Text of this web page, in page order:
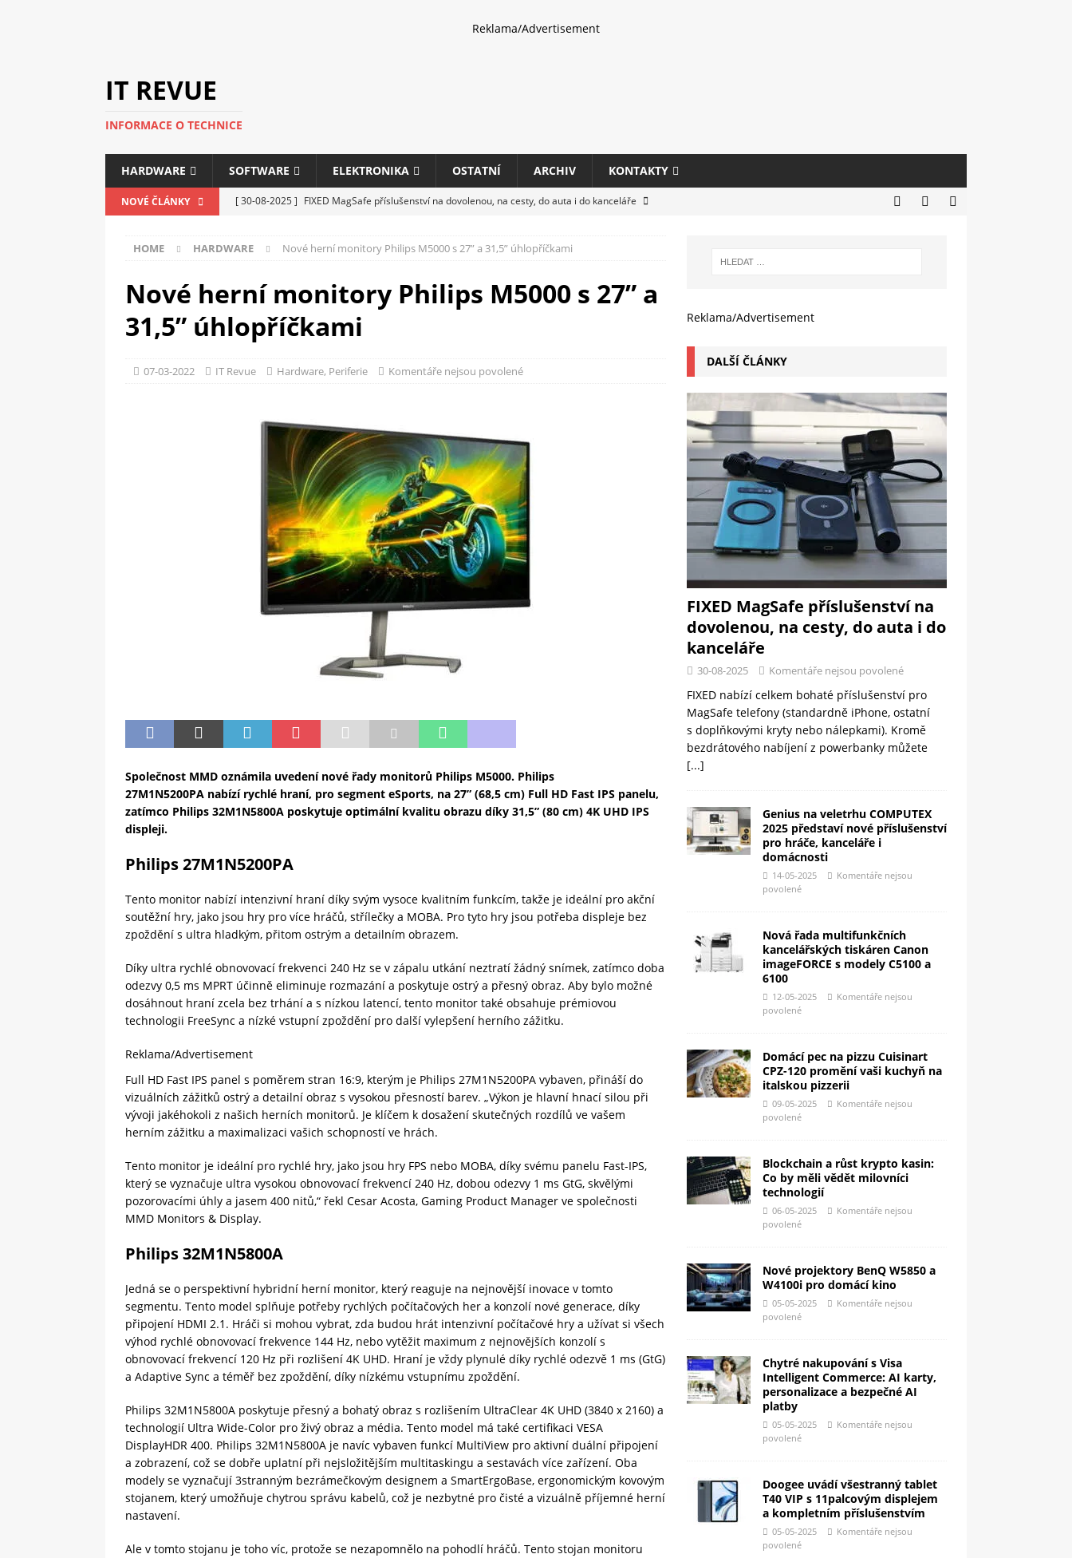
Reklama/Advertisement
IT REVUE
INFORMACE O TECHNICE
HARDWARE SOFTWARE ELEKTRONIKA OSTATNÍ ARCHIV KONTAKTY
NOVÉ ČLÁNKY [ 30-08-2025 ] FIXED MagSafe příslušenství na dovolenou, na cesty, do auta i do kanceláře
[ 14-05-2025 ] Genius na veletrhu COMPUTEX 2025 představí nové příslušenství pro hráče,
kanceláře i domácnosti
HARDWARE
Nová řada multifunkčních kancelářských tiskáren Canon imageFORCE s modely
C5100 a 6100
PERIFERIE
[ 06-05-2025 ]
HOME HARDWARE Nové herní monitory Philips M5000 s 27” a 31,5” úhlopříčkami
Nové herní monitory Philips M5000 s 27” a
31,5” úhlopříčkami
07-03-2022 IT Revue Hardware, Periferie Komentáře nejsou povolené
Společnost MMD oznámila uvedení nové řady monitorů Philips M5000. Philips
27M1N5200PA nabízí rychlé hraní, pro segment eSports, na 27” (68,5 cm) Full HD Fast IPS panelu,
zatímco Philips 32M1N5800A poskytuje optimální kvalitu obrazu díky 31,5” (80 cm) 4K UHD IPS
displeji.
Philips 27M1N5200PA
Tento monitor nabízí intenzivní hraní díky svým vysoce kvalitním funkcím, takže je ideální pro akční
soutěžní hry, jako jsou hry pro více hráčů, střílečky a MOBA. Pro tyto hry jsou potřeba displeje bez
zpoždění s ultra hladkým, přitom ostrým a detailním obrazem.
Díky ultra rychlé obnovovací frekvenci 240 Hz se v zápalu utkání neztratí žádný snímek, zatímco doba
odezvy 0,5 ms MPRT účinně eliminuje rozmazání a poskytuje ostrý a přesný obraz. Aby bylo možné
dosáhnout hraní zcela bez trhání a s nízkou latencí, tento monitor také obsahuje prémiovou
technologii FreeSync a nízké vstupní zpoždění pro další vylepšení herního zážitku.
Reklama/Advertisement
Full HD Fast IPS panel s poměrem stran 16:9, kterým je Philips 27M1N5200PA vybaven, přináší do
vizuálních zážitků ostrý a detailní obraz s vysokou přesností barev. „Výkon je hlavní hnací silou při
vývoji jakéhokoli z našich herních monitorů. Je klíčem k dosažení skutečných rozdílů ve vašem
herním zážitku a maximalizaci vašich schopností ve hrách.
Tento monitor je ideální pro rychlé hry, jako jsou hry FPS nebo MOBA, díky svému panelu Fast-IPS,
který se vyznačuje ultra vysokou obnovovací frekvencí 240 Hz, dobou odezvy 1 ms GtG, skvělými
pozorovacími úhly a jasem 400 nitů,“ řekl Cesar Acosta, Gaming Product Manager ve společnosti
MMD Monitors & Display.
Philips 32M1N5800A
Jedná se o perspektivní hybridní herní monitor, který reaguje na nejnovější inovace v tomto
segmentu. Tento model splňuje potřeby rychlých počítačových her a konzolí nové generace, díky
připojení HDMI 2.1. Hráči si mohou vybrat, zda budou hrát intenzivní počítačové hry a užívat si všech
výhod rychlé obnovovací frekvence 144 Hz, nebo vytěžit maximum z nejnovějších konzolí s
obnovovací frekvencí 120 Hz při rozlišení 4K UHD. Hraní je vždy plynulé díky rychlé odezvě 1 ms (GtG)
a Adaptive Sync a téměř bez zpoždění, díky nízkému vstupnímu zpoždění.
Philips 32M1N5800A poskytuje přesný a bohatý obraz s rozlišením UltraClear 4K UHD (3840 x 2160) a
technologií Ultra Wide-Color pro živý obraz a média. Tento model má také certifikaci VESA
DisplayHDR 400. Philips 32M1N5800A je navíc vybaven funkcí MultiView pro aktivní duální připojení
a zobrazení, což se dobře uplatní při nejsložitějším multitaskingu a sestavách více zařízení. Oba
modely se vyznačují 3stranným bezrámečkovým designem a SmartErgoBase, ergonomickým kovovým
stojanem, který umožňuje chytrou správu kabelů, což je nezbytné pro čisté a vizuálně příjemné herní
nastavení.
Ale v tomto stojanu je toho víc, protože se nezapomnělo na pohodlí hráčů. Tento stojan monitoru
Reklama/Advertisement
DALŠÍ ČLÁNKY
FIXED MagSafe příslušenství na
dovolenou, na cesty, do auta i do
kanceláře
30-08-2025 Komentáře nejsou povolené
FIXED nabízí celkem bohaté příslušenství pro
MagSafe telefony (standardně iPhone, ostatní
s doplňkovými kryty nebo nálepkami). Kromě
bezdrátového nabíjení z powerbanky můžete
[...]
Genius na veletrhu COMPUTEX
2025 představí nové příslušenství
pro hráče, kanceláře i
domácnosti
14-05-2025
Komentáře nejsou
povolené
Nová řada multifunkčních
kancelářských tiskáren Canon
imageFORCE s modely C5100 a
6100
12-05-2025
Komentáře nejsou
povolené
Domácí pec na pizzu Cuisinart
CPZ-120 promění vaši kuchyň na
italskou pizzerii
09-05-2025
Komentáře nejsou
povolené
Blockchain a růst krypto kasin:
Co by měli vědět milovníci
technologií
06-05-2025
Komentáře nejsou
povolené
Nové projektory BenQ W5850 a
W4100i pro domácí kino
05-05-2025
Komentáře nejsou
povolené
Chytré nakupování s Visa
Intelligent Commerce: AI karty,
personalizace a bezpečné AI
platby
05-05-2025
Komentáře nejsou
povolené
Doogee uvádí všestranný tablet
T40 VIP s 11palcovým displejem
a kompletním příslušenstvím
05-05-2025
Komentáře nejsou
povolené